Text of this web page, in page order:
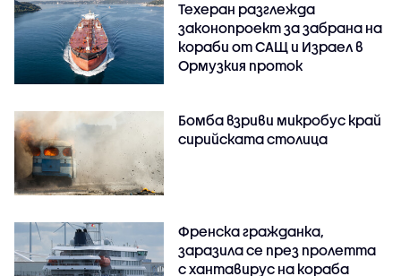
Техеран разглежда
законопроект за забрана на
кораби от САЩ и Израел в
Ормузкия проток
Бомба взриви микробус край
сирийската столица
Френска гражданка,
заразила се през пролетта
с хантавирус на кораба